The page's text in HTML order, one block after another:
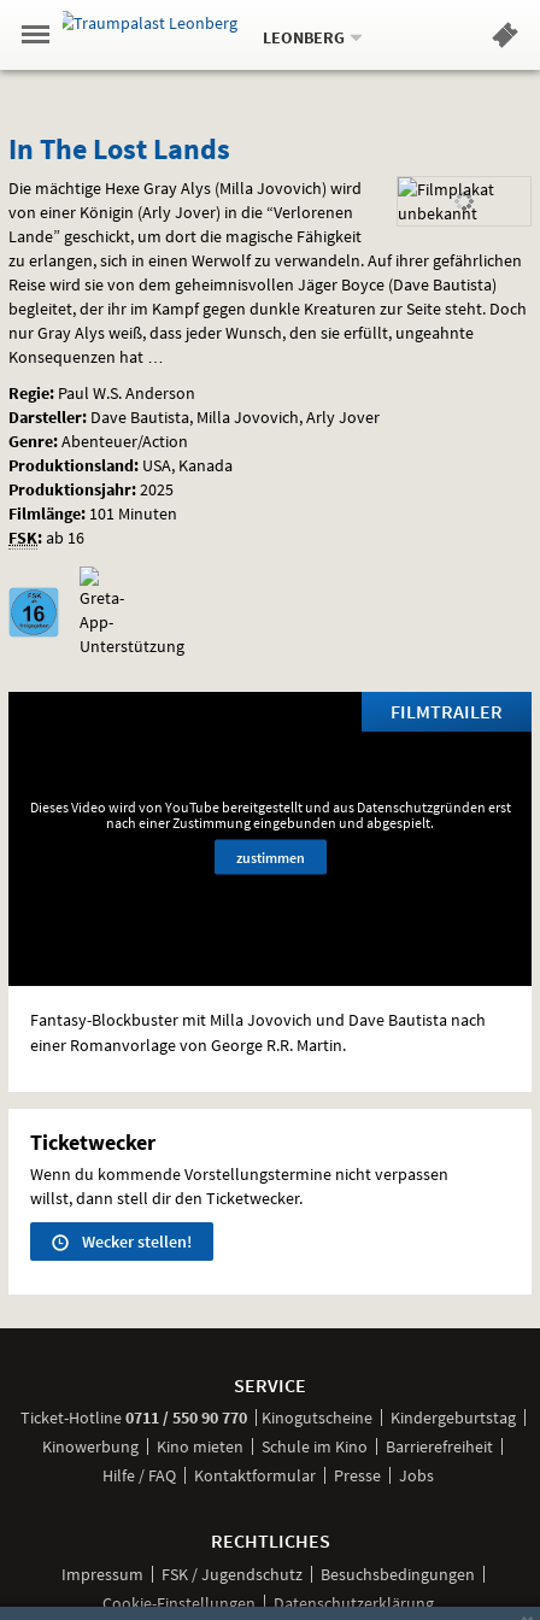
Springe
zum
,zum
.
Navigation
Gehe
zur
Standortauswahl
Standort:
LEONBERG.
Hinweis
In
The
Lost
Lands
In The Lost Lands
Die mächtige Hexe Gray Alys (Milla Jovovich) wird
von einer Königin (Arly Jover) in die “Verlorenen
Lande” geschickt, um dort die magische Fähigkeit
zu erlangen, sich in einen Werwolf zu verwandeln. Auf ihrer gefährlichen
Reise wird sie von dem geheimnisvollen Jäger Boyce (Dave Bautista)
begleitet, der ihr im Kampf gegen dunkle Kreaturen zur Seite steht. Doch
nur Gray Alys weiß, dass jeder Wunsch, den sie erfüllt, ungeahnte
Konsequenzen hat …
Regie: Paul W.S. Anderson
Darsteller: Dave Bautista, Milla Jovovich, Arly Jover
Genre:Abenteuer/Action
Produktionsland: USA, Kanada
Produktionsjahr:2025
Filmlänge: 101 Minuten
FSK:ab 16
FILMTRAILER
Dieses Video wird von YouTube bereitgestellt und aus Datenschutzgründen erst
nach einer Zustimmung eingebunden und abgespielt.
zustimmen
Fantasy-Blockbuster mit Milla Jovovich und Dave Bautista nach
einer Romanvorlage von George R.R. Martin.
Ticketwecker
Wenn du kommende Vorstellungstermine nicht verpassen
willst, dann stell dir den Ticketwecker.
Wecker stellen!
SERVICE
Ticket-Hotline0711 / 550 90 770anrufen
Kinogutscheine
Kindergeburtstag
Kinowerbung
Kino mieten Schule im Kino
Barrierefreiheit
Hilfe / FAQ
Kontaktformular Presse Jobs
RECHTLICHES
Impressum FSK / Jugendschutz
Besuchsbedingungen
Cookie-Einstellungen
Datenschutzerklärung